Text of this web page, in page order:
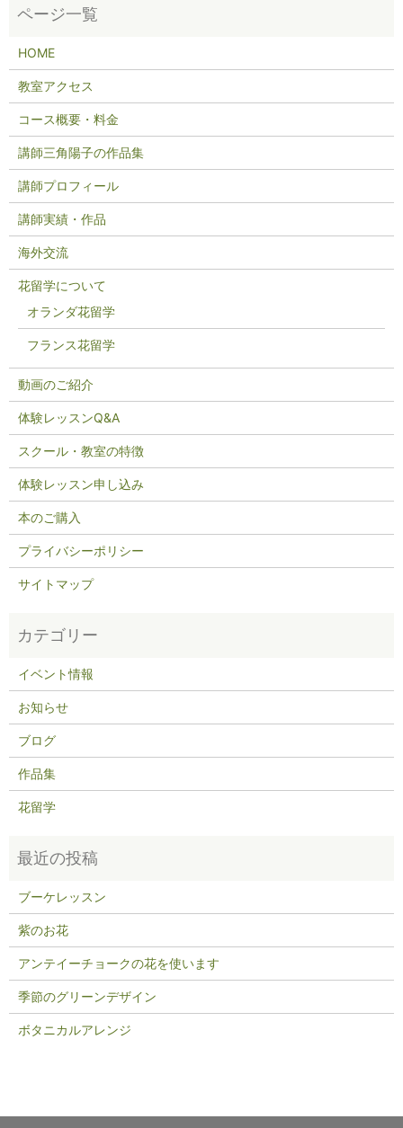
HOME
教室アクセス
コース概要・料金
講師三角陽子の作品集
講師プロフィール
講師実績・作品
海外交流
花留学について
オランダ花留学
フランス花留学
動画のご紹介
体験レッスンQ&A
スクール・教室の特徴
体験レッスン申し込み
本のご購入
プライバシーポリシー
サイトマップ
イベント情報
お知らせ
ブログ
作品集
花留学
ブーケレッスン
紫のお花
アンテイーチョークの花を使います
季節のグリーンデザイン
ボタニカルアレンジ